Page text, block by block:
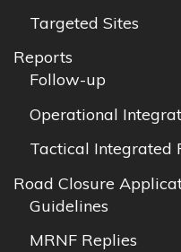
Targeted Sites
Reports
Follow-up
Operational
Tactical Integrated
Road Closure
Guidelines
MRNF Replies